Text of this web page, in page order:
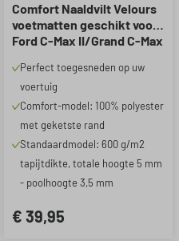
Comfort Naaldvilt Velours
voetmatten geschikt voor
Ford C-Max II/Grand C-Max
Perfect toegesneden op uw
voertuig
Comfort-model: 100% polyester
met geketste rand
Standaardmodel: 600 g/m2
tapijtdikte, totale hoogte 5 mm
- poolhoogte 3,5 mm
€ 39,95